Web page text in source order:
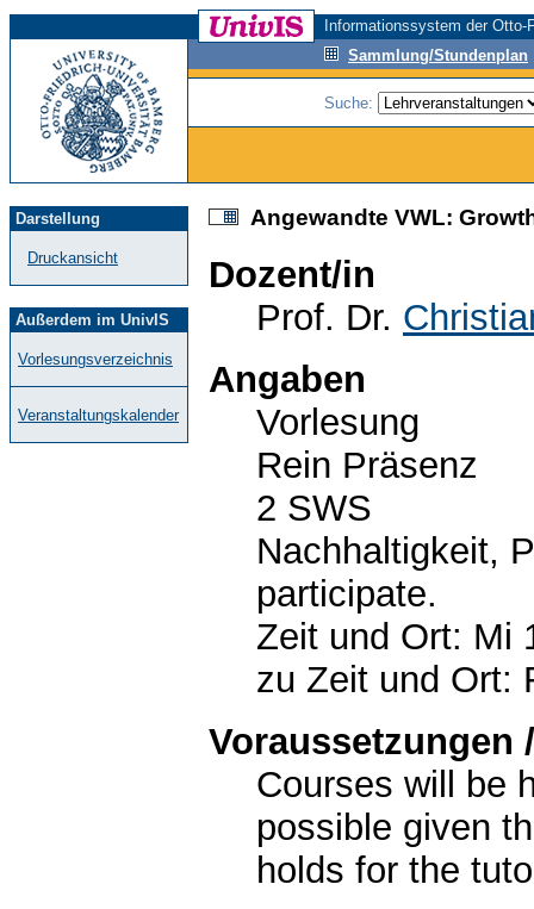
Informationssystem der
Sammlung/Stundenplan
Suche:
Darstellung
Druckansicht
Außerdem im UnivIS
Vorlesungsverzeichnis
Veranstaltungskalender
Angewandte VWL:
Dozent/in
Prof. Dr.
Angaben
Vorlesung
Rein Präsenz
2 SWS
Nachhaltigkeit,
participate.
Zeit und Ort: Mi
zu Zeit und Ort:
Voraussetzungen
Courses will be
possible given
holds for the